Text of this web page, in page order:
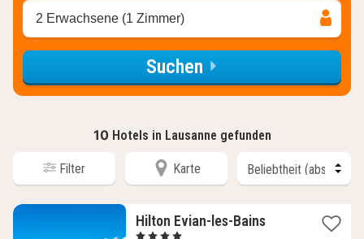
2 Erwachsene (1 Zimmer)
Suchen
10 Hotels in Lausanne gefunden
Filter Karte
Hilton Evian-les-Bains1
, 4 Sterne